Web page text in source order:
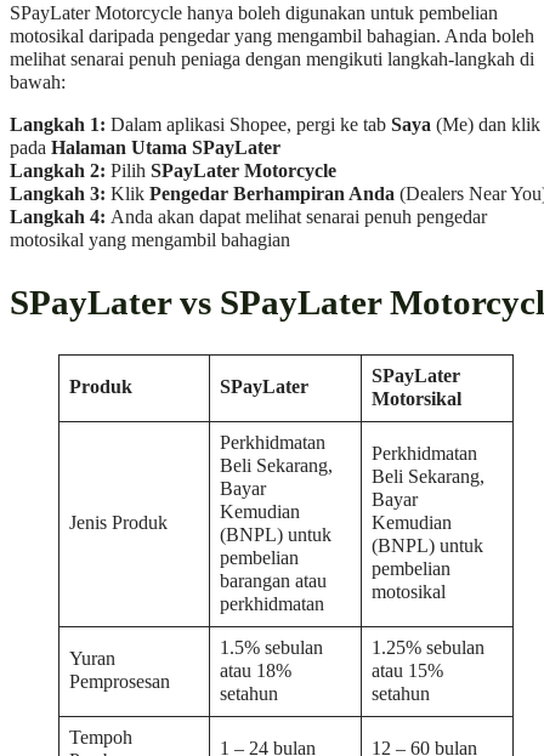
SPayLater Motorcycle hanya boleh digunakan untuk pembelian
motosikal daripada pengedar yang mengambil bahagian. Anda boleh
melihat senarai penuh peniaga dengan mengikuti langkah-langkah di
bawah:
Langkah 1: Dalam aplikasi Shopee, pergi ke tab Saya (Me) dan klik
pada Halaman Utama SPayLater
Langkah 2: Pilih SPayLater Motorcycle
Langkah 3: Klik Pengedar Berhampiran Anda (Dealers Near
Langkah 4: Anda akan dapat melihat senarai penuh pengedar
motosikal yang mengambil bahagian
SPayLater vs SPayLater
Produk SPayLater
SPayLater
Motorsikal
Jenis Produk
Perkhidmatan
Beli Sekarang,
Bayar
Kemudian
(BNPL) untuk
pembelian
barangan atau
perkhidmatan
Perkhidmatan
Beli Sekarang,
Bayar
Kemudian
(BNPL) untuk
pembelian
motosikal
Yuran
Pemprosesan
1.5% sebulan
atau 18%
setahun
1.25% sebulan
atau 15%
setahun
Tempoh
1 – 24 bulan 12 – 60 bulan